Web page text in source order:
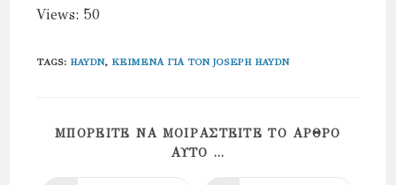
Views: 50
TAGS: HAYDN, ΚΕΊΜΕΝΑ ΓΙΑ ΤΟΝ JOSEPH HAYDN
ΜΠΟΡΕΊΤΕ ΝΑ ΜΟΙΡΑΣΤΕΊΤΕ ΤΟ ΆΡΘΡΟ
ΑΥΤΌ ...